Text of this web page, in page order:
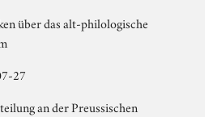
über das alt-philologische
27
an der Preussischen